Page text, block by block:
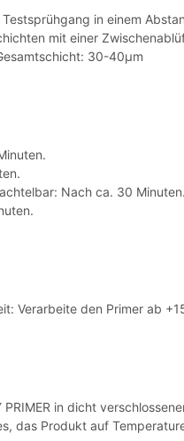
in einem
mit einer
30-40µm
Nach ca. 30 Minuten.
Verarbeite den Primer ab
PRIMER in dicht
das Produkt auf